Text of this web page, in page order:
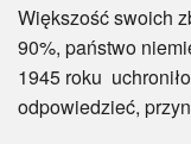
Większość swoich
90%, państwo
1945 roku
odpowiedzieć,